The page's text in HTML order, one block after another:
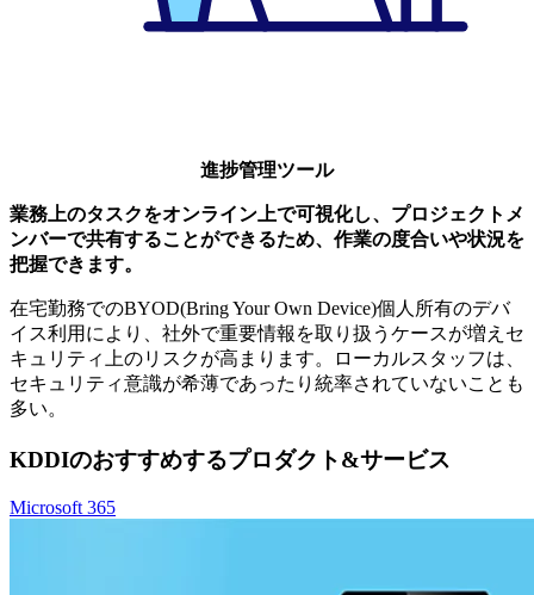
進捗管理ツール
業務上のタスクをオンライン上で可視化し、プロジェクトメ
ンバーで共有することができるため、作業の度合いや状況を
把握できます。
在宅勤務でのBYOD(Bring Your Own Device)個人所有のデバ
イス利用により、社外で重要情報を取り扱うケースが増えセ
キュリティ上のリスクが高まります。ローカルスタッフは、
セキュリティ意識が希薄であったり統率されていないことも
多い。
KDDIのおすすめするプロダクト&サービス
Microsoft 365